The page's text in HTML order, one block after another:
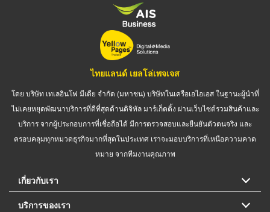
ไทยแลนด์ เยลโล่เพจเจส
โดย บริษัท เทเลอินโฟ มีเดีย จำกัด (มหาชน) บริษัทในเครือเอไอเอส ในฐานะผู้นำที่
ไม่เคยหยุดพัฒนาบริการที่ดีที่สุดด้านดิจิทัล มาร์เก็ตติ้ง ผ่านเว็บไซต์รวมสินค้าและ
บริการ จากผู้ประกอบการที่เชื่อถือได้ มีการตรวจสอบและยืนยันตัวตนจริง และ
ครอบคลุมทุกหมวดธุรกิจมากที่สุดในประเทศ เราจะมอบบริการที่เหนือความคาด
หมาย จากทีมงานคุณภาพ
เกี่ยวกับเรา
บริการของเรา